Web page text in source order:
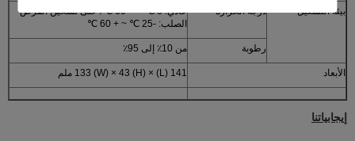
بيئة التشغيل درجة الحرارة
عادي: 0 ℃ ~ + 60 ℃؛ على تسخين القرص
الصلب: -25 ℃ ~ + 60 ℃
رطوبة من 10٪ إلى 95٪
الأبعاد 141 (L) × 133 (W) × 43 (H) ملم
إيجابياتنا